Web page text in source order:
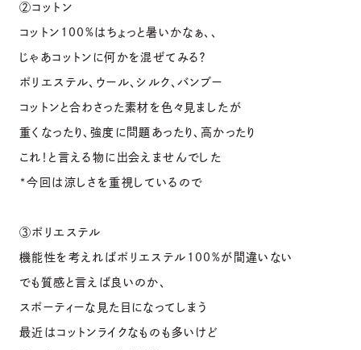
②コットン
コットン100%はちょっと暑いかなぁ、、
じゃあコットンに何かを混ぜてみる？
ポリエステル、ウール、シルク、バンブー
コットンと合わさった素材を色々見ましたが
重くなったり、強度に問題あったり、高かったり
これ！と言える物に出会えませんでした
*今回は涼しさを重視しているので
③ポリエステル
機能性を考えればポリエステル100%が間違いない
でも質感と言えば良いのか、
スポーティーな見た目になってしまう
最近はコットンライクなものも多いけど